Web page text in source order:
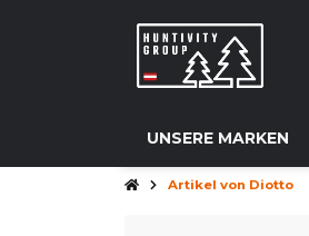
UNSERE MARKEN
Artikel von Diotto